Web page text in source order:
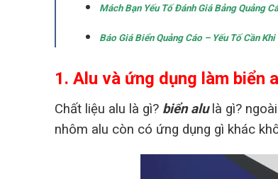
Mách Bạn Yếu Tố Đánh Giá Bảng Quảng
Báo Giá Biển Quảng Cáo – Yếu Tố Cần
1. Alu và ứng dụng làm biển
Chất liệu alu là gì? biển alulà gì?
nhôm alu còn có ứng dụng gì khác